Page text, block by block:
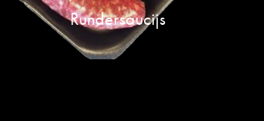
Rundersaucijs